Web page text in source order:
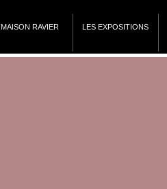
MAISON RAVIER LES EXPOSITIONS